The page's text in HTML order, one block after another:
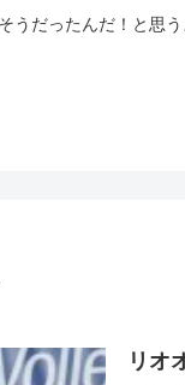
うだったんだ！と思
リオ